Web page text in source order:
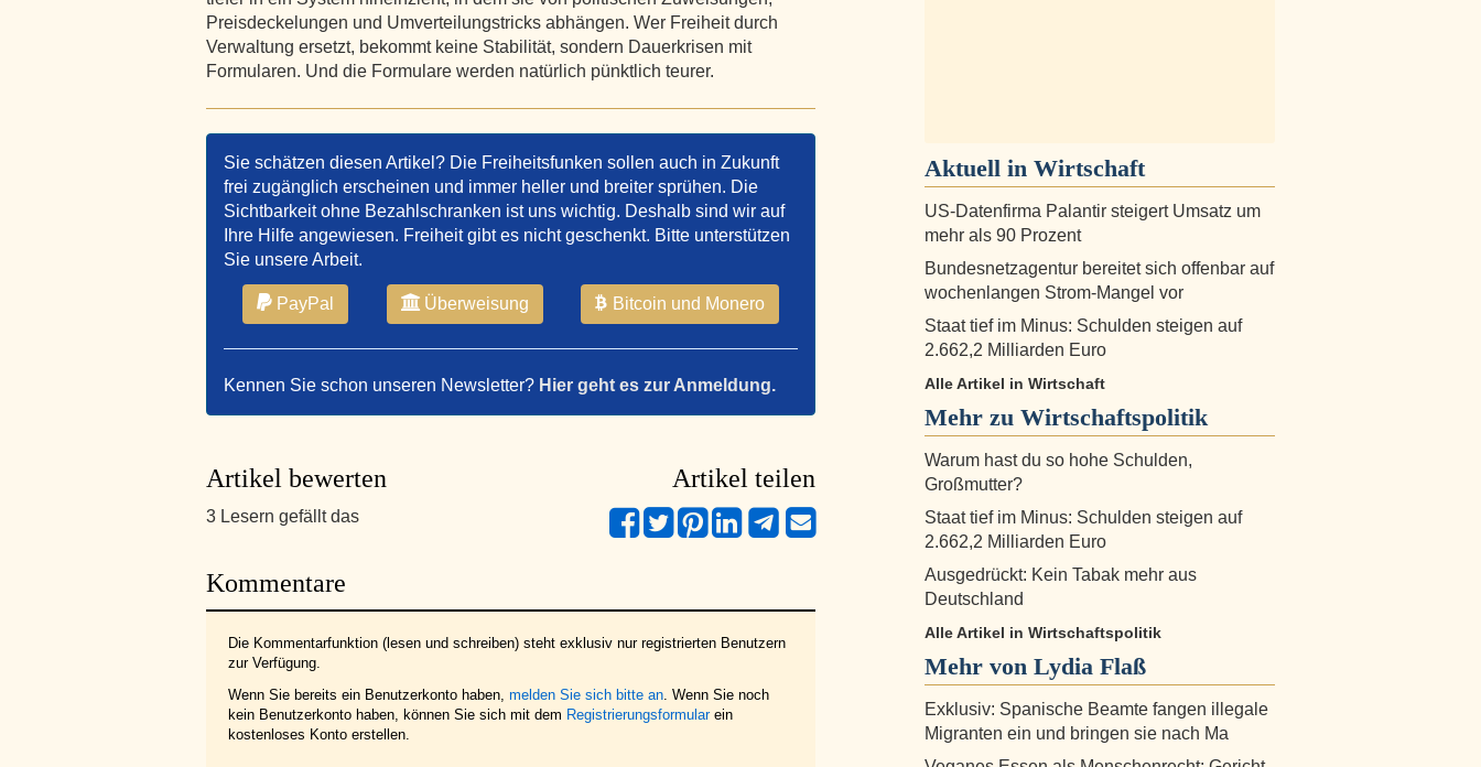
Preisdeckelungen und Umverteilungstricks abhängen. Wer Freiheit durch
Verwaltung ersetzt, bekommt keine Stabilität, sondern Dauerkrisen mit
Formularen. Und die Formulare werden natürlich pünktlich teurer.
Sie schätzen diesen Artikel? Die Freiheitsfunken sollen auch in Zukunft
frei zugänglich erscheinen und immer heller und breiter sprühen. Die
Sichtbarkeit ohne Bezahlschranken ist uns wichtig. Deshalb sind wir auf
Ihre Hilfe angewiesen. Freiheit gibt es nicht geschenkt. Bitte unterstützen
Sie unsere Arbeit.
PayPal Überweisung Bitcoin und Monero
Kennen Sie schon unseren Newsletter? Hier geht es zur Anmeldung.
Artikel bewerten
3 Lesern gefällt das
Artikel teilen
Kommentare
Die Kommentarfunktion (lesen und schreiben) steht exklusiv nur registrierten Benutzern
zur Verfügung.
Wenn Sie bereits ein Benutzerkonto haben, melden Sie sich bitte an. Wenn Sie noch
kein Benutzerkonto haben, können Sie sich mit dem Registrierungsformularein
kostenloses Konto erstellen.
Aktuell in Wirtschaft
US-Datenfirma Palantir steigert Umsatz um
mehr als 90 Prozent
Bundesnetzagentur bereitet sich offenbar auf
wochenlangen Strom-Mangel vor
Staat tief im Minus: Schulden steigen auf
2.662,2 Milliarden Euro
Alle Artikel in Wirtschaft
Mehr zu Wirtschaftspolitik
Warum hast du so hohe Schulden,
Großmutter?
Staat tief im Minus: Schulden steigen auf
2.662,2 Milliarden Euro
Ausgedrückt: Kein Tabak mehr aus
Deutschland
Alle Artikel in Wirtschaftspolitik
Mehr von Lydia Flaß
Exklusiv: Spanische Beamte fangen illegale
Migranten ein und bringen sie nach Ma